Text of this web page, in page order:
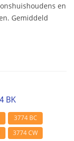
en
Gemiddeld
BK
3774 BC
3774 CW